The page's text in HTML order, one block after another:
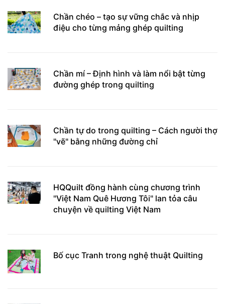
Chần chéo – tạo sự vững chắc và nhịp
điệu cho từng mảng ghép quilting
Chần mí – Định hình và làm nổi bật từng
đường ghép trong quilting
Chần tự do trong quilting – Cách người thợ
"vẽ" bằng những đường chỉ
HQQuilt đồng hành cùng chương trình
"Việt Nam Quê Hương Tôi" lan tỏa câu
chuyện về quilting Việt Nam
Bố cục Tranh trong nghệ thuật Quilting